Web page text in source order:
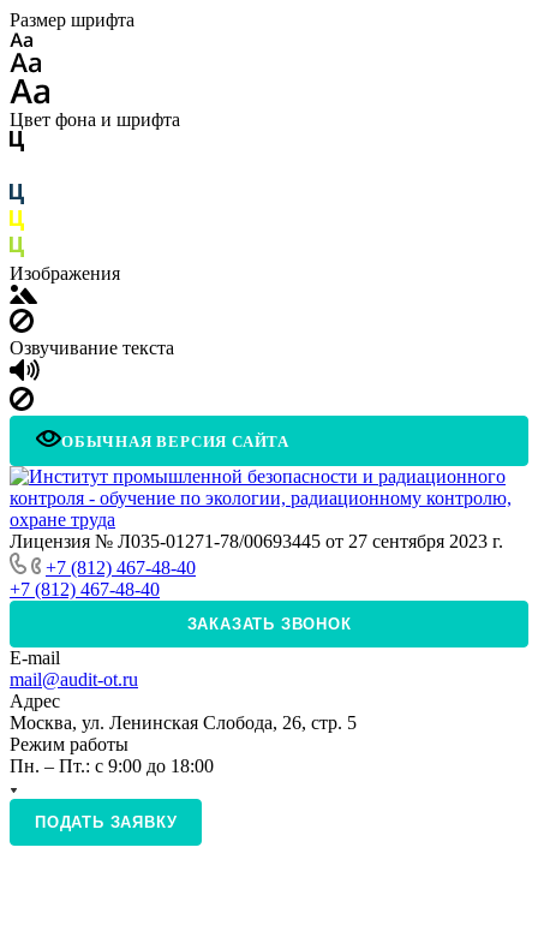
Размер шрифта
Цвет фона и шрифта
Изображения
Озвучивание текста
ОБЫЧНАЯ ВЕРСИЯ САЙТА
Лицензия № Л035-01271-78/00693445 от 27 сентября 2023 г.
+7 (812) 467-48-40
+7 (812) 467-48-40
ЗАКАЗАТЬ ЗВОНОК
E-mail
mail@audit-ot.ru
Адрес
Москва, ул. Ленинская Слобода, 26, стр. 5
Режим работы
Пн. – Пт.: с 9:00 до 18:00
ПОДАТЬ ЗАЯВКУ